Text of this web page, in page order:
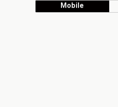
Mobile